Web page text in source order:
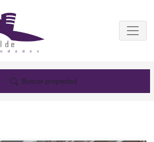
Buscar propiedad